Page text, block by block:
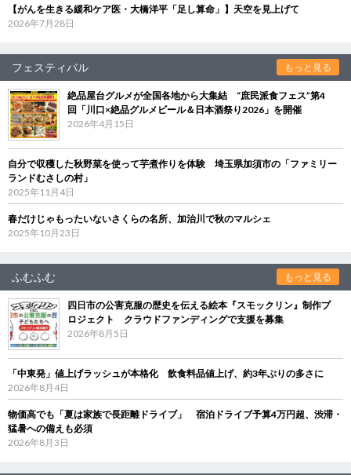
【がんを生きる緩和ケア医・大橋洋平「足し算命」】天空を見上げて
2026年7月28日
フェスティバル もっと見る
絶品屋台グルメが全国各地から大集結 “庶民派食フェス”第4
回「川口×絶品グルメビール＆日本酒祭り2026」を開催
2026年4月15日
自分で収穫した秋野菜を使って芋煮作りを体験 埼玉県加須市の「ファミリー
ランドむさしの村」
2025年11月4日
春だけじゃもったいないさくらの名所、加治川で秋のマルシェ
2025年10月23日
ふむふむ もっと見る
四日市の公害克服の歴史を伝える絵本『スモックリン』制作プ
ロジェクト クラウドファンディングで支援を募集
2026年8月5日
「中東発」値上げラッシュが本格化 飲食料品値上げ、約3年ぶりの多さに
2026年8月4日
物価高でも「夏は家族で長距離ドライブ」 宿泊ドライブ予算4万円超、渋滞・
猛暑への備えも必須
2026年8月3日